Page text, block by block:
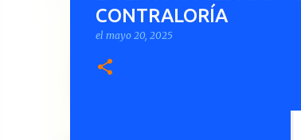
CONTRALORÍA
el mayo 20, 2025